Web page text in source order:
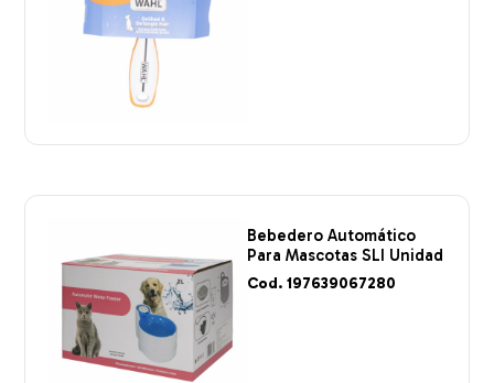
Bebedero Automático
Para Mascotas SLI Unidad
Cod. 197639067280